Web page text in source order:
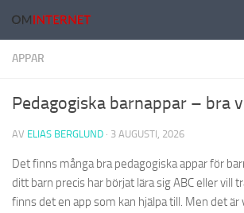
Hoppa till innehåll
APPAR
Pedagogiska barnappar – bra
AV ELIAS BERGLUND · 3 AUGUSTI, 2026
Det finns många bra pedagogiska appar för
ditt barn precis har börjat lära sig ABC eller vill
finns det en app som kan hjälpa till. Men det är